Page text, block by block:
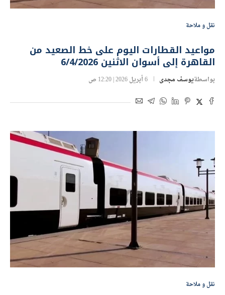
نقل و ملاحة
مواعيد القطارات اليوم على خط الصعيد من
القاهرة إلى أسوان الاثنين 6/4/2026
بواسطةيوسف مجدى 6 أبريل 2026 | 12:20 ص
نقل و ملاحة